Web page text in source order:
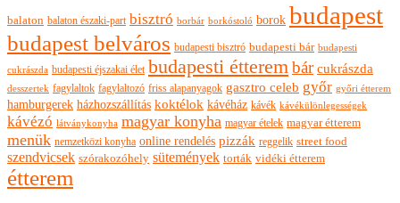
balaton balaton északi-part bisztró borbár borkóstoló borok budapest
budapest belváros budapesti bisztró budapesti bár budapesti
cukrászda budapesti éjszakai élet budapesti étterembár cukrászda
desszertek fagylaltok fagylaltozó friss alapanyagok gasztro celeb győr győri étterem
hamburgerek házhozszállítás koktélok kávéház kávék kávékülönlegességek
kávézó látványkonyha magyar konyha magyar ételek magyar étterem
menük nemzetközi konyha online rendelés pizzák reggelik street food
szendvicsek szórakozóhely sütemények torták vidéki étterem
étterem